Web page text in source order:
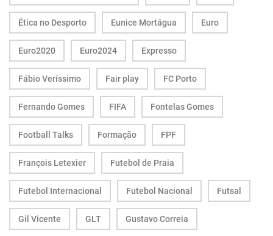
Ética no Desporto Eunice Mortágua Euro
Euro2020 Euro2024 Expresso
Fábio Veríssimo Fair play FC Porto
Fernando Gomes FIFA Fontelas Gomes
Football Talks Formação FPF
François Letexier Futebol de Praia
Futebol Internacional Futebol Nacional Futsal
Gil Vicente GLT Gustavo Correia